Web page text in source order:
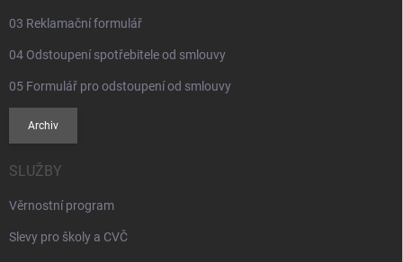
03 Reklamační formulář
04 Odstoupení spotřebitele od smlouvy
05 Formulář pro odstoupení od smlouvy
Archiv
SLUŽBY
Věrnostní program
Slevy pro školy a CVČ